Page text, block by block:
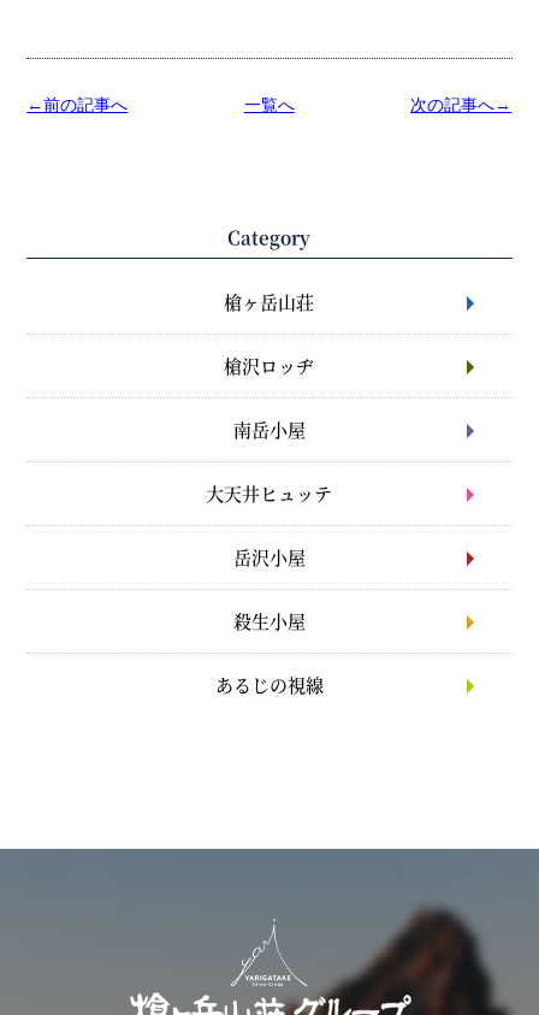
←前の記事へ 一覧へ 次の記事へ→
Category
槍ヶ岳山荘
槍沢ロッヂ
南岳小屋
大天井ヒュッテ
岳沢小屋
殺生小屋
あるじの視線